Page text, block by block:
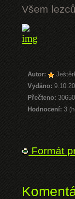
Všem
Autor:
Vydáno:
Přečteno:
Hodnocení: 3
Formát